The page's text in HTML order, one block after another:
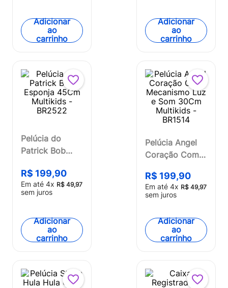
Adicionar
ao
carrinho
Adicionar
ao
carrinho
Pelúcia do
Patrick Bob
Multikids -
BR2522
R$ 199,90
Em até 4x R$ 49,97
sem juros
Adicionar
ao
carrinho
Pelúcia Angel
Coração Com
e Som 30Cm
Multikids -
R$ 199,90
Em até 4x R$ 49,97
sem juros
Adicionar
ao
carrinho